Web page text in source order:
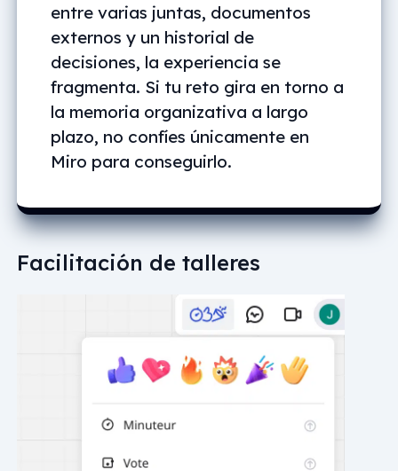
entre varias juntas, documentos
externos y un historial de
decisiones, la experiencia se
fragmenta. Si tu reto gira en torno a
la memoria organizativa a largo
plazo, no confíes únicamente en
Miro para conseguirlo.
Facilitación de talleres